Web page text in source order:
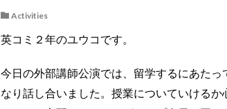
Activities
英コミ２年のユウコです。
今日の外部講師公演では、留学するにあた
なり話し合いました。授業についていける